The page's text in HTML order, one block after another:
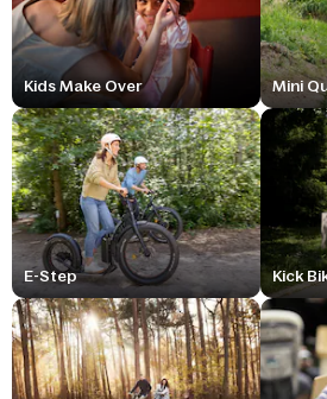
Kids Make Over Mini
E-Step Kick